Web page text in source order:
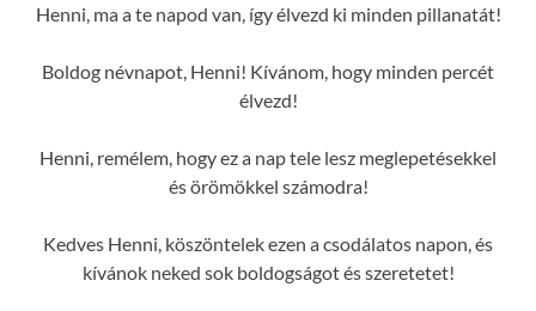
Henni, ma a te napod van, így élvezd ki minden pillanatát!
Boldog névnapot, Henni! Kívánom, hogy minden percét
élvezd!
Henni, remélem, hogy ez a nap tele lesz meglepetésekkel
és örömökkel számodra!
Kedves Henni, köszöntelek ezen a csodálatos napon, és
kívánok neked sok boldogságot és szeretetet!